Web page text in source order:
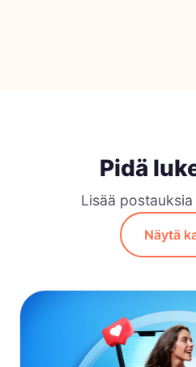
Pidä
Lisää
Näytä